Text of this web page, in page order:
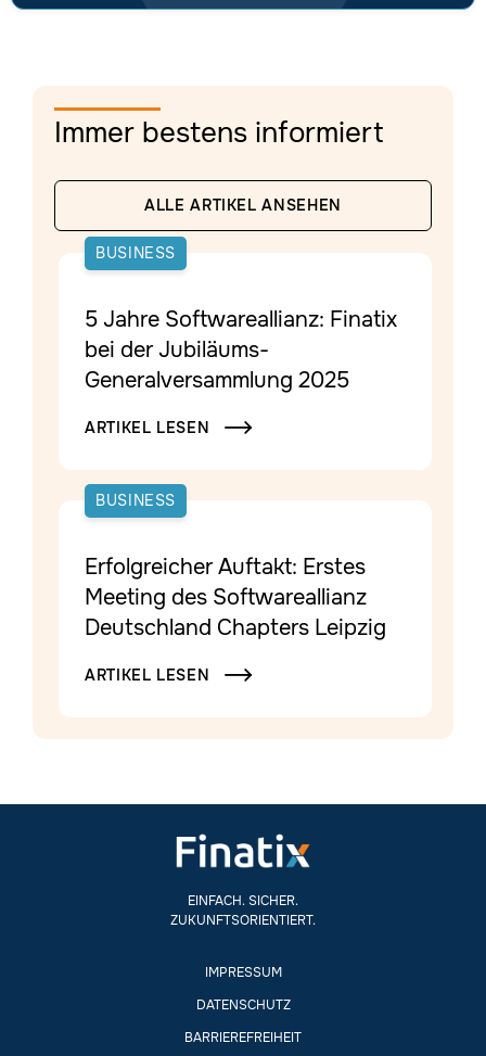
Immer bestens informiert
ALLE ARTIKEL ANSEHEN
BUSINESS
5 Jahre Softwareallianz: Finatix
bei der Jubiläums-
Generalversammlung 2025
ARTIKEL LESEN 
BUSINESS
Erfolgreicher Auftakt: Erstes
Meeting des Softwareallianz
Deutschland Chapters Leipzig
ARTIKEL LESEN 
EINFACH. SICHER.
ZUKUNFTSORIENTIERT.
IMPRESSUM
DATENSCHUTZ
BARRIEREFREIHEIT